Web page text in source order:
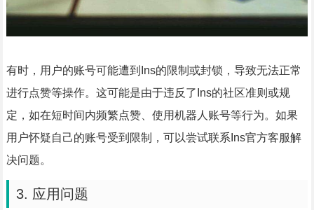
有时，用户的账号可能遭到Ins的限制或封锁，导致无法正常
进行点赞等操作。这可能是由于违反了Ins的社区准则或规
定，如在短时间内频繁点赞、使用机器人账号等行为。如果
用户怀疑自己的账号受到限制，可以尝试联系Ins官方客服解
决问题。
3. 应用问题